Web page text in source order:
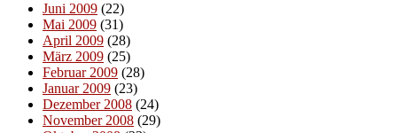
Juni 2009 (22)
Mai 2009 (31)
April 2009 (28)
März 2009 (25)
Februar 2009 (28)
Januar 2009 (23)
Dezember 2008 (24)
November 2008 (29)